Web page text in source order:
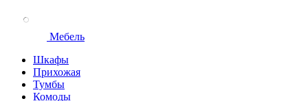
Мебель
Шкафы
Прихожая
Тумбы
Комоды